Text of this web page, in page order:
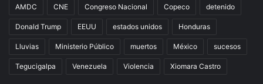
AMDC CNE Congreso Nacional Copeco detenido
Donald Trump EEUU estados unidos Honduras
Lluvias Ministerio Público muertos México sucesos
Tegucigalpa Venezuela Violencia Xiomara Castro